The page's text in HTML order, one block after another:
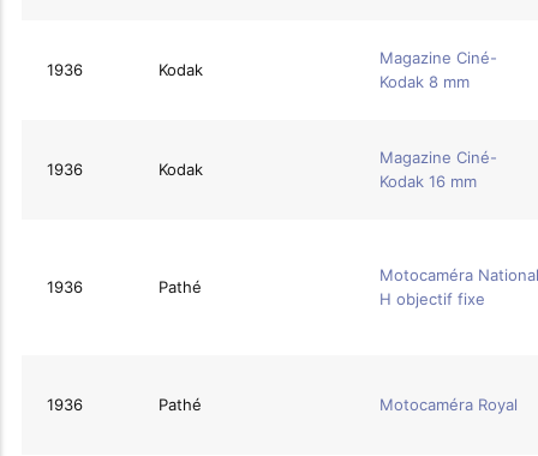
1936 Kodak
Magazine Ciné-
Kodak 8 mm
1936 Kodak
Magazine Ciné-
Kodak 16 mm
1936 Pathé
Motocaméra National
H objectif fixe
1936 Pathé Motocaméra Royal